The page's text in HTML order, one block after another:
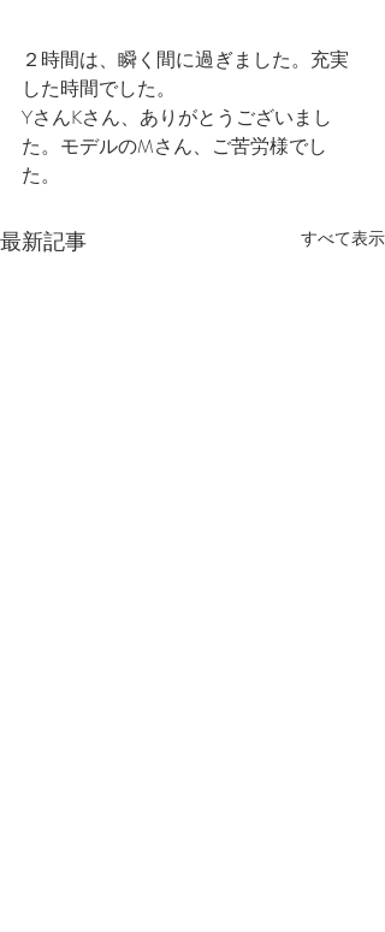
２時間は、瞬く間に過ぎました。充実
した時間でした。
YさんKさん、ありがとうございまし
た。モデルのMさん、ご苦労様でし
た。
最新記事 すべて表示